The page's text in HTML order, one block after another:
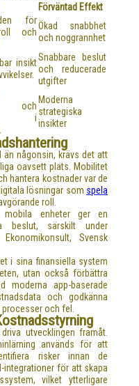
Förväntad Effekt
för
och
Ökad snabbhet
och noggrannhet
insiktSnabbare beslut
och reducerade
utgifter
och
i
Moderna
strategiska
insikter
än någonsin, krävs det att
oavsett plats. Mobilitet
hantera kostnader var de
lösningar som spela
roll.
mobila enheter ger en
beslut, särskilt under
Svensk
i sina finansiella system
utan också förbättra
moderna app-baserade
och godkänna
och fel.
utvecklingen framåt.
används för att
risker innan de
integrationer för att skapa
vilket ytterligare